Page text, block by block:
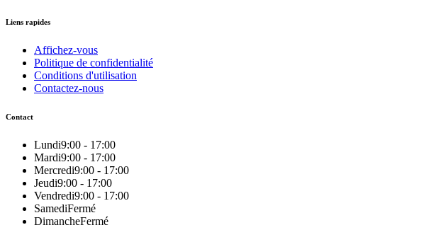
Liens rapides
Affichez-vous
Politique de confidentialité
Conditions d'utilisation
Contactez-nous
Contact
Lundi9:00 - 17:00
Mardi9:00 - 17:00
Mercredi9:00 - 17:00
Jeudi9:00 - 17:00
Vendredi9:00 - 17:00
SamediFermé
DimancheFermé